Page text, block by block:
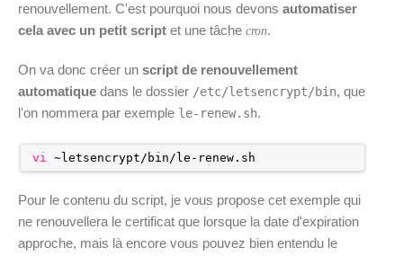
renouvellement. C'est pourquoi nous devons automatiser
cela avec un petit script et une tâche cron.
On va donc créer un script de renouvellement
automatique dans le dossier /etc/letsencrypt/bin, que
l'on nommera par exemple le-renew.sh.
vi ~letsencrypt/bin/le-renew .sh
Pour le contenu du script, je vous propose cet exemple qui
ne renouvellera le certificat que lorsque la date d'expiration
approche, mais là encore vous pouvez bien entendu le